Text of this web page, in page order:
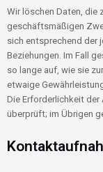
Wir löschen Daten, die
geschäftsmäßigen
sich entsprechend der
Beziehungen. Im Fall
so lange auf, wie sie
etwaige
Die Erforderlichkeit der
überprüft; im Übrigen